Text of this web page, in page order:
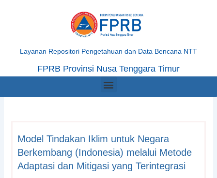
Layanan Repositori Pengetahuan dan Data Bencana NTT
FPRB Provinsi Nusa Tenggara Timur
Menu
Model Tindakan Iklim untuk Negara
Berkembang (Indonesia) melalui Metode
Adaptasi dan Mitigasi yang Terintegrasi